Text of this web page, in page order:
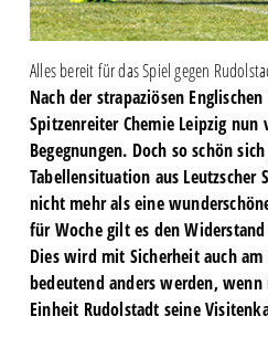
Alles bereit für das Spiel gegen
Nach der strapaziösen
Spitzenreiter Chemie Leipzig nun
Begegnungen. Doch so schön
Tabellensituation aus
nicht mehr als eine
für Woche gilt es den
Dies wird mit Sicherheit auch
bedeutend anders werden, wenn
Einheit Rudolstadt seine